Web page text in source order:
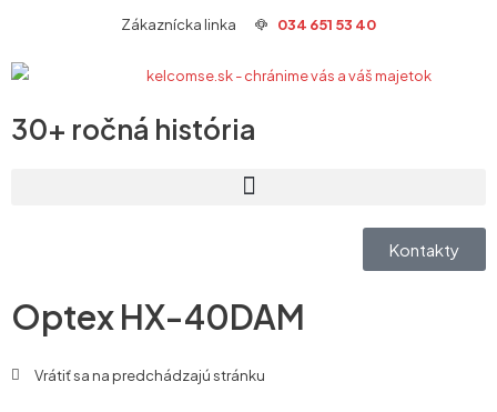
obsah
Zákaznícka linka 034 651 53 40
30+ ročná história
Kontakty
Optex HX-40DAM
Vrátiť sa na predchádzajú stránku